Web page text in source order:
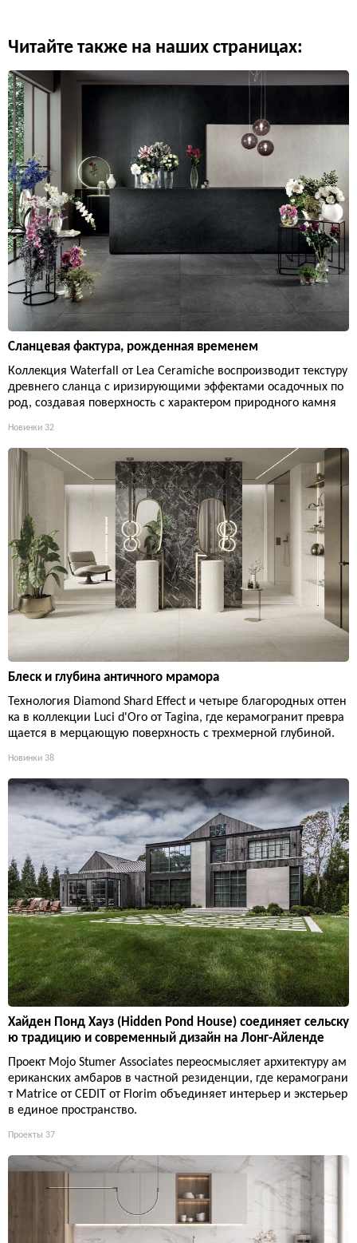
Читайте также на наших страницах:
Сланцевая фактура, рожденная временем
Коллекция Waterfall от Lea Ceramiche воспроизводит текстуру
древнего сланца с иризирующими эффектами осадочных по
род, создавая поверхность с характером природного камня
Новинки 32
Блеск и глубина античного мрамора
Технология Diamond Shard Effect и четыре благородных оттен
ка в коллекции Luci d'Oro от Tagina, где керамогранит превра
щается в мерцающую поверхность с трехмерной глубиной.
Новинки 38
Хайден Понд Хауз (Hidden Pond House) соединяет сельску
ю традицию и современный дизайн на Лонг-Айленде
Проект Mojo Stumer Associates переосмысляет архитектуру ам
ериканских амбаров в частной резиденции, где керамограни
т Matrice от CEDIT от Florim объединяет интерьер и экстерьер
в единое пространство.
Проекты 37